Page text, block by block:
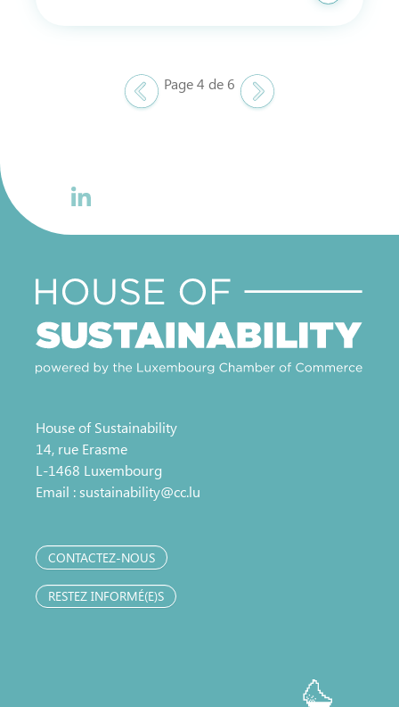
Page 4 de 6
House of Sustainability
14, rue Erasme
L-1468 Luxembourg
Email :sustainability@cc.lu
CONTACTEZ-NOUS
RESTEZ INFORMÉ(E)S